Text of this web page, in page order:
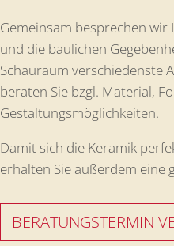
Gemeinsam besprechen
und die baulichen
Schauraum verschiedenste
beraten Sie bzgl. Material,
Gestaltungsmöglichkeiten.
Damit sich die Keramik
erhalten Sie außerdem eine
BERATUNGSTERMIN